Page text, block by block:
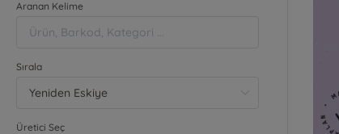
Aranan Kelime
Sırala
Üretici Seç